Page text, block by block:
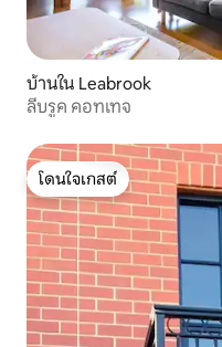
บ้านใน Leabrook
ลีบรูค คอทเทจ
โดนใจเกสต์
โดนใจเกสต์